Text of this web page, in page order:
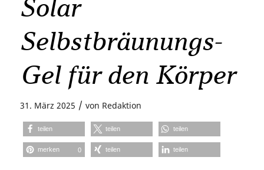
Solar
Selbstbräunungs-
Gel für den Körper
31. März 2025 / von Redaktion
teilen teilen teilen
merken 0 teilen teilen